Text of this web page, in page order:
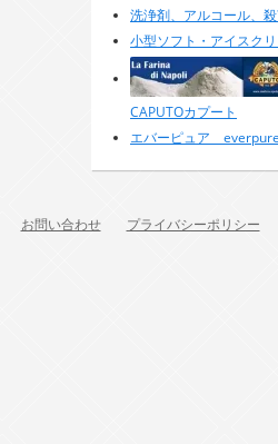
洗浄剤、アルコール、
小型ソフト・アイスク
CAPUTOカプート
エバーピュア
お問い合わせ プライバシーポリシー